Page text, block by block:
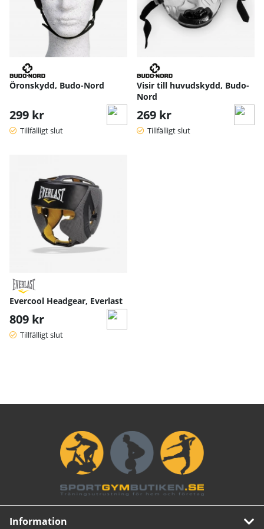
Öronskydd, Budo-Nord
299 kr
Tillfälligt slut
Visir till huvudskydd, Budo-
Nord
269 kr
Tillfälligt slut
Evercool Headgear, Everlast
809 kr
Tillfälligt slut
Information